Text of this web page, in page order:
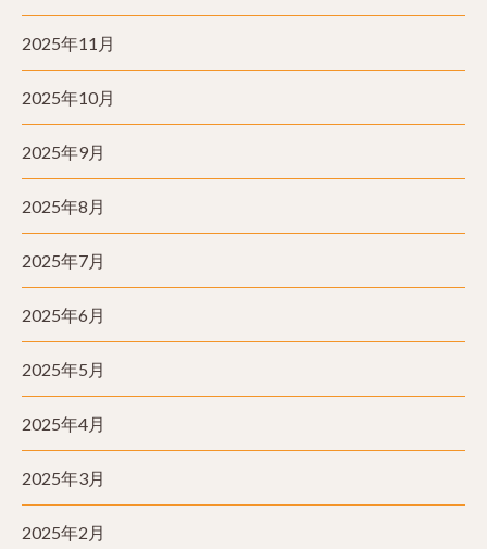
2025年11月
2025年10月
2025年9月
2025年8月
2025年7月
2025年6月
2025年5月
2025年4月
2025年3月
2025年2月